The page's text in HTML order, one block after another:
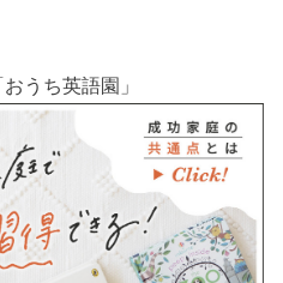
うち英語園」